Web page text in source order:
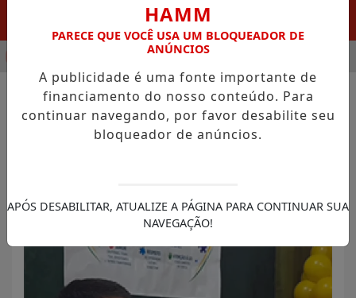
DESTAQUE EM PORTO GRANDE COM ATUAÇÃO VOLTADA
/NOTÍCIAS FERREIRA GOMES
HAMM
PARECE QUE VOCÊ USA UM BLOQUEADOR DE
ANÚNCIOS
A publicidade é uma fonte importante de
financiamento do nosso conteúdo. Para
continuar navegando, por favor desabilite seu
bloqueador de anúncios.
APÓS DESABILITAR, ATUALIZE A PÁGINA PARA CONTINUAR SUA
NAVEGAÇÃO!